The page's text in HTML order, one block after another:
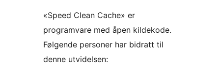
«Speed Clean Cache» er
programvare med åpen kildekode.
Følgende personer har bidratt til
denne utvidelsen: